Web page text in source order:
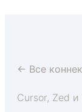
← Все
Cursor, Zed